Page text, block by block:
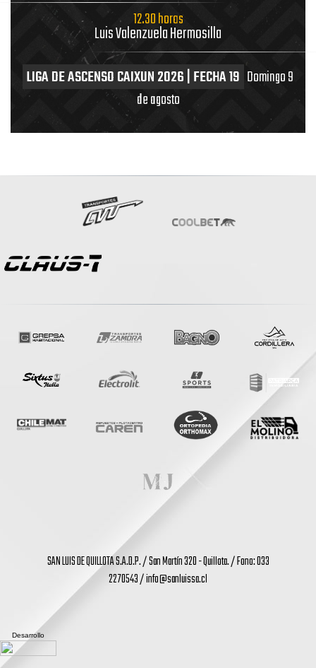
12.30 horas
Luis Valenzuela Hermosilla
LIGA DE ASCENSO CAIXUN 2026 | FECHA 19 Domingo 9
de agosto
SAN LUIS DE QUILLOTA S.A.D.P. / San Martín 320 - Quillota. / Fono: 033
2270543 /info@sanluissa.cl
Desarrollo